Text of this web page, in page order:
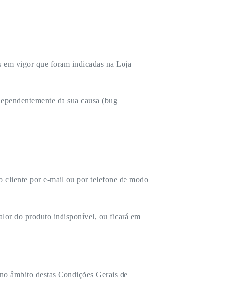
em vigor que foram indicadas na Loja
da sua causa (bug
cliente por e-mail ou por telefone de modo
do produto indisponível, ou ficará em
âmbito destas Condições Gerais de